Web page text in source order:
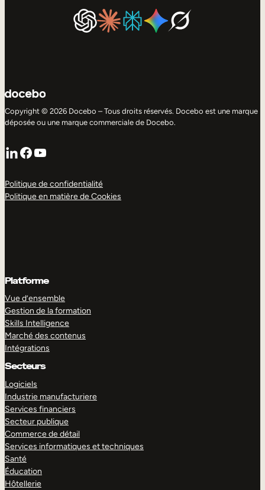
Copyright © 2026 Docebo – Tous droits réservés. Docebo est une marque
déposée ou une marque commerciale de Docebo.
LinkedIn
Facebook
YouTube
Politique de confidentialité
Politique en matière de Cookies
Platforme
Vue d’ensemble
Gestion de la formation
Skills Intelligence
Marché des contenus
Intégrations
Secteurs
Logiciels
Industrie manufacturiere
Services financiers
Secteur publique
Commerce de détail
Services informatiques et techniques
Santé
Éducation
Hôtellerie